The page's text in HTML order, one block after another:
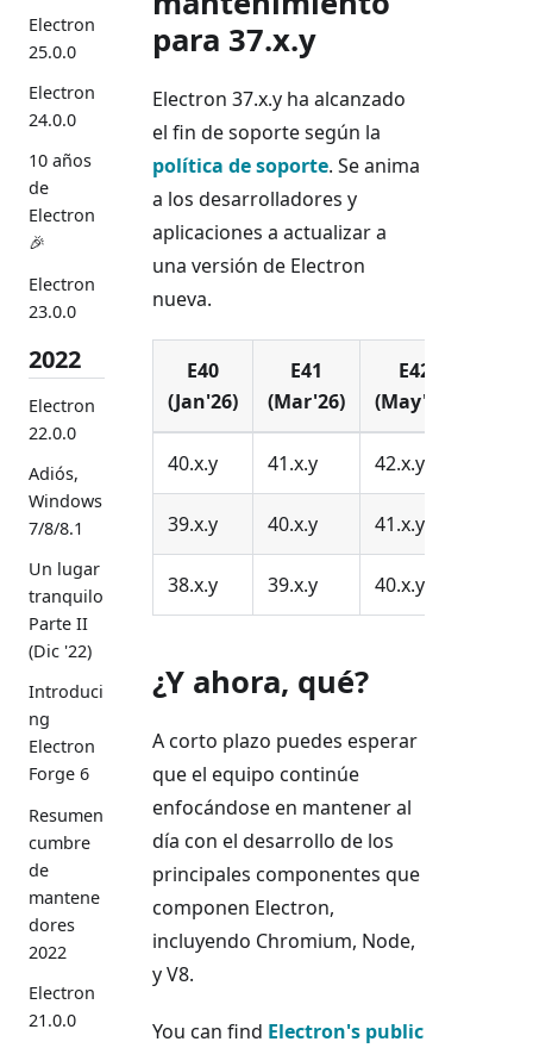
Electron
25.0.0
Electron
24.0.0
10 años
de
Electron
🎉
Electron
23.0.0
2022
Electron
22.0.0
Adiós,
Windows
7/8/8.1
Un lugar
tranquilo
Parte II
(Dic '22)
Introduci
ng
Electron
Forge 6
Resumen
cumbre
de
mantene
dores
2022
Electron
21.0.0
para 37.x.y
Electron 37.x.y ha alcanzado
el fin de soporte según la
política de soporte. Se anima
a los desarrolladores y
aplicaciones a actualizar a
una versión de Electron
nueva.
E40
(Jan'26)
E41
(Mar'26)
E42
(May'26)
40.x.y 41.x.y 42.x.y
39.x.y 40.x.y 41.x.y
38.x.y 39.x.y 40.x.y
¿Y ahora, qué?
A corto plazo puedes esperar
que el equipo continúe
enfocándose en mantener al
día con el desarrollo de los
principales componentes que
componen Electron,
incluyendo Chromium, Node,
y V8.
You can find Electron's public